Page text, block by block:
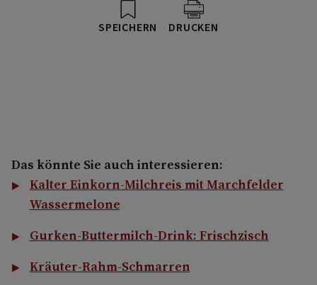
SPEICHERN DRUCKEN
Das könnte Sie auch interessieren:
Kalter Einkorn-Milchreis mit Marchfelder
Wassermelone
Gurken-Buttermilch-Drink: Frischzisch
Kräuter-Rahm-Schmarren